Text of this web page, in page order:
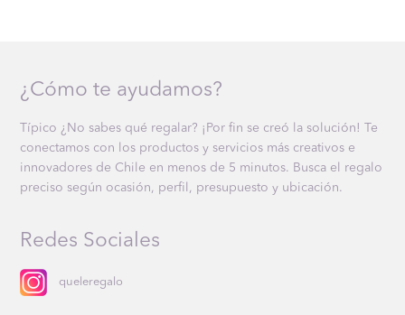
¿Cómo te ayudamos?
Típico ¿No sabes qué regalar? ¡Por fin se creó la solución! Te
conectamos con los productos y servicios más creativos e
innovadores de Chile en menos de 5 minutos. Busca el regalo
preciso según ocasión, perfil, presupuesto y ubicación.
Redes Sociales
queleregalo